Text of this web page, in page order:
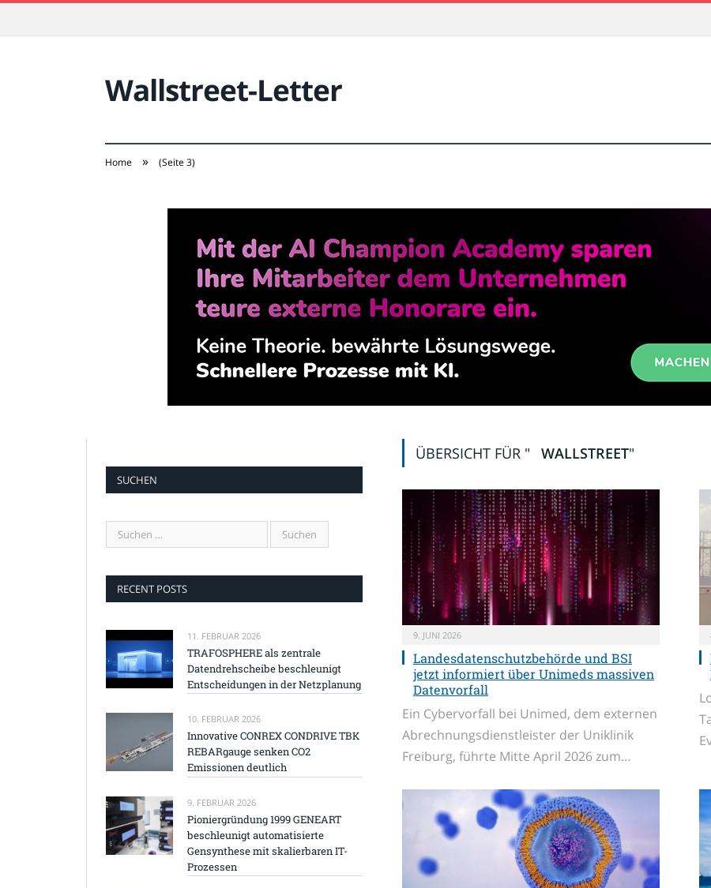
Wallstreet-Letter
Home » (Seite 3)
ÜBERSICHT FÜR " WALLSTREET"
9. JUNI 2026
Landesdatenschutzbehörde und BSI
jetzt informiert über Unimeds massiven
Datenvorfall
Ein Cybervorfall bei Unimed, dem externen
Abrechnungsdienstleister der Uniklinik
Freiburg, führte Mitte April 2026 zum…
SUCHEN
RECENT POSTS
11. FEBRUAR 2026
TRAFOSPHERE als zentrale
Datendrehscheibe beschleunigt
Entscheidungen in der Netzplanung
10. FEBRUAR 2026
Innovative CONREX CONDRIVE TBK
REBARgauge senken CO2
Emissionen deutlich
9. FEBRUAR 2026
Pioniergründung 1999 GENEART
beschleunigt automatisierte
Gensynthese mit skalierbaren IT-
Prozessen